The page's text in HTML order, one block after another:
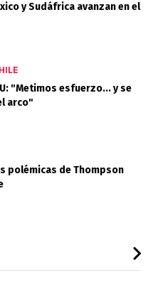
y Sudáfrica avanzan en el
"Metimos esfuerzo... y se
arco"
polémicas de Thompson